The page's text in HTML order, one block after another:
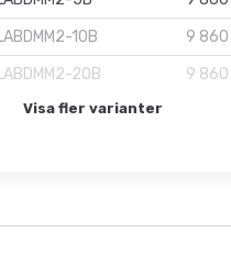
10B
9 860
20B 9 860
Visa fler varianter